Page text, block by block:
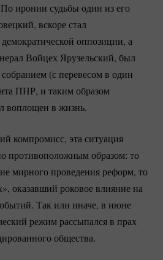
иронии судьбы один из его
вскоре стал
демократической оппозиции, а
Войцех Ярузельский, был
(с перевесом в один
ПНР, и таким образом
воплощен в жизнь.
компромисс, эта ситуация
противоположным образом: то
мирного проведения реформ, то
оказавший роковое влияние на
Так или иначе, в июне
режим рассыпался в прах
общества.